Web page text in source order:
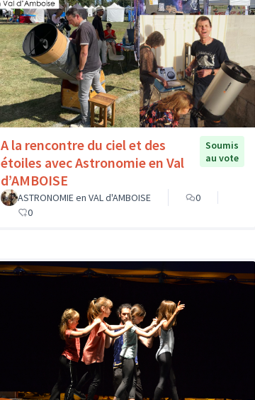
A la rencontre du ciel et des
étoiles avec Astronomie en Val
d’AMBOISE
Soumis
au vote
ASTRONOMIE en VAL d'AMBOISE
0
0